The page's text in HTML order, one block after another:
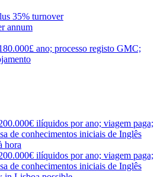
35% turnover
annum
ano; processo registo GMC;
ilíquidos por ano; viagem paga;
de conhecimentos iniciais de Inglês
hora
ilíquidos por ano; viagem paga;
de conhecimentos iniciais de Inglês